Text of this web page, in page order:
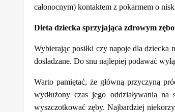
całonocnym) kontaktem z pokarmem o
Dieta dziecka sprzyjająca zdrowym
Wybierając posiłki czy napoje dla dziecka
dosładzane. Do snu najlepiej podawać
Warto pamiętać, że główną przyczyną
wydłużony czas jego oddziaływania
wyszczotkować zęby. Najbardziej